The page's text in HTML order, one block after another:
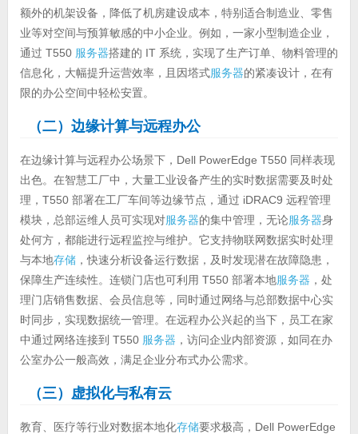
额外的机架设备，降低了机房建设成本，特别适合制造业、零售
业等对空间与预算敏感的中小企业。例如，一家小型制造企业，
通过 T550 服务器搭建的 IT 系统，实现了生产订单、物料管理的
信息化，大幅提升运营效率，且因塔式服务器的紧凑设计，在有
限的办公空间中轻松安置。
（二）边缘计算与远程办公
在边缘计算与远程办公场景下，Dell PowerEdge T550 同样表现
出色。在智慧工厂中，大量工业设备产生的实时数据需要及时处
理，T550 部署在工厂车间等边缘节点，通过 iDRAC9 远程管理
模块，总部运维人员可实现对服务器的集中管理，无论服务器身
处何方，都能进行远程监控与维护。它支持物联网数据实时处理
与本地存储，快速分析设备运行数据，及时发现潜在故障隐患，
保障生产连续性。连锁门店也可利用 T550 部署本地服务器 ，处
理门店销售数据、会员信息等，同时通过网络与总部数据中心实
时同步，实现数据统一管理。在远程办公兴起的当下，员工在家
中通过网络连接到 T550 服务器 ，访问企业内部资源，如同在办
公室办公一般高效，满足企业分布式办公需求。
（三）虚拟化与私有云
教育、医疗等行业对数据本地化存储要求极高，Dell PowerEdge